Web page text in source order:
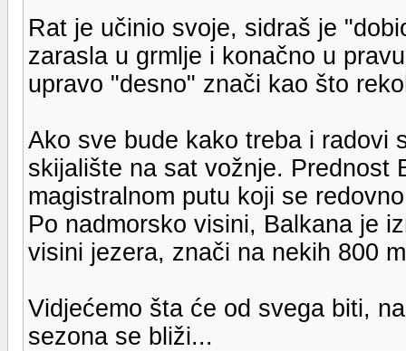
Rat je učinio svoje, sidraš je
zarasla u grmlje i konačno u
upravo "desno" znači kao što
Ako sve bude kako treba i radovi
skijalište na sat vožnje. Prednost
magistralnom putu koji se
Po nadmorsko visini, Balkana je
visini jezera, znači na nekih 800
Vidjećemo šta će od svega biti,
sezona se bliži...